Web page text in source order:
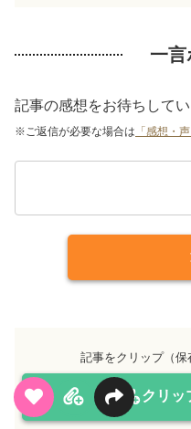
一言
記事の感想をお待ちしてい
※ご返信が必要な場合は 「感想・
記事をクリップ（保
クリッ